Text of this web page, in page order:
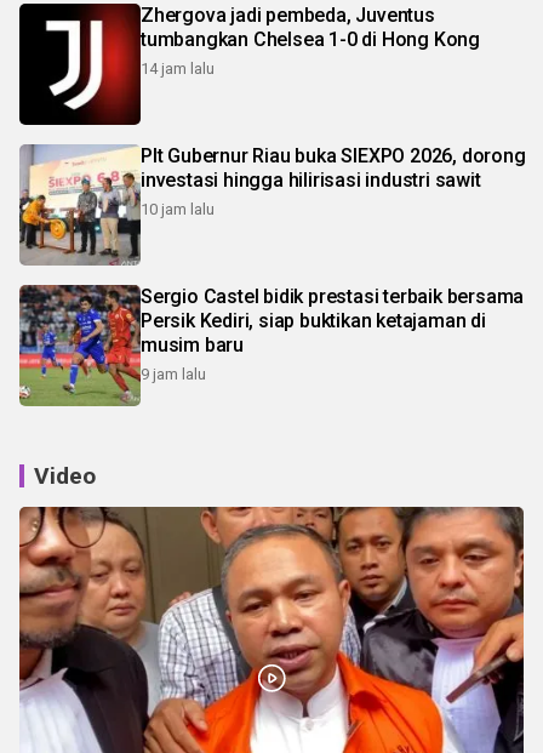
Zhergova jadi pembeda, Juventus
tumbangkan Chelsea 1-0 di Hong Kong
14 jam lalu
Plt Gubernur Riau buka SIEXPO 2026, dorong
investasi hingga hilirisasi industri sawit
10 jam lalu
Sergio Castel bidik prestasi terbaik bersama
Persik Kediri, siap buktikan ketajaman di
musim baru
9 jam lalu
Video